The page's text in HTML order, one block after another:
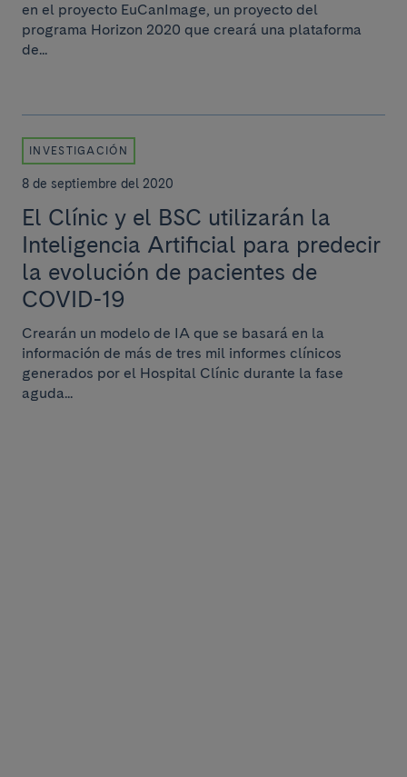
en el proyecto EuCanImage, un proyecto del
programa Horizon 2020 que creará una plataforma
de...
INVESTIGACIÓN
8 de septiembre del 2020
El Clínic y el BSC utilizarán la
Inteligencia Artificial para predecir
la evolución de pacientes de
COVID-19
Crearán un modelo de IA que se basará en la
información de más de tres mil informes clínicos
generados por el Hospital Clínic durante la fase
aguda...